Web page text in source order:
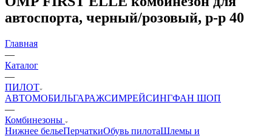
автоспорта, черный/розовый, р-р 40
Главная
—
Каталог
—
ПИЛОТ
АВТОМОБИЛЬГАРАЖСИМРЕЙСИНГФАН ШОП
—
Комбинезоны
Нижнее бельеПерчаткиОбувь пилотаШлемы и